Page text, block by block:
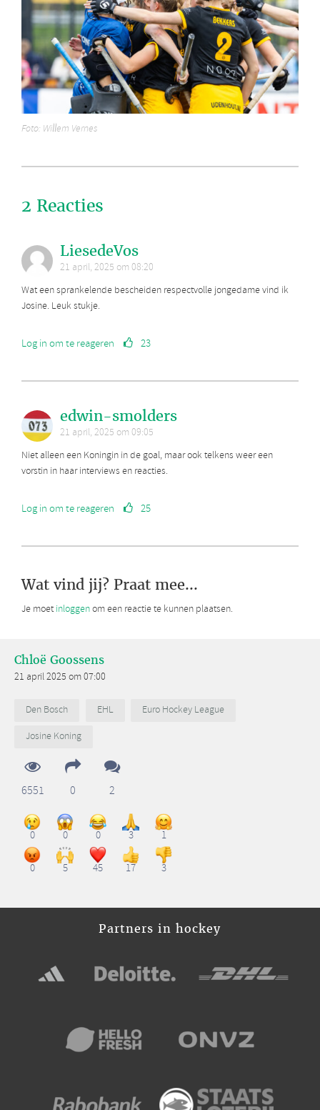
Foto: Willem Vernes
2 Reacties
LiesedeVos
21 april, 2025 om 08:20
Wat een sprankelende bescheiden respectvolle jongedame vind ik
Josine. Leuk stukje.
Log in om te reageren 23
edwin-smolders
21 april, 2025 om 09:05
Niet alleen een Koningin in de goal, maar ook telkens weer een
vorstin in haar interviews en reacties.
Log in om te reageren 25
Wat vind jij? Praat mee...
Je moet inloggenom een reactie te kunnen plaatsen.
Chloë Goossens
21 april 2025 om 07:00
Den Bosch EHL
Euro Hockey League
Josine Koning
6551 0 2
0 0 0 3 1
0 5 45 17 3
Partners in hockey